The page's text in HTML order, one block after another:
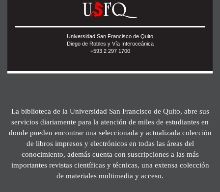
Universidad San Francisco de Quito
Diego de Robles y Vía Interoceánica
+593 2 297 1700
La biblioteca de la Universidad San Francisco de Quito, abre sus
servicios diariamente para la atención de miles de estudiantes en
donde pueden encontrar una seleccionada y actualizada colección
de libros impresos y electrónicos en todas las áreas del
conocimiento, además cuenta con suscripciones a las más
importantes revistas científicas y técnicas, una extensa colección
de materiales multimedia y acceso.